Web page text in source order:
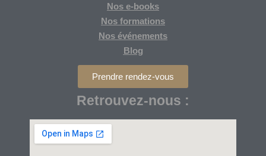
Nos e-books
Nos formations
Nos événements
Blog
Prendre rendez-vous
Retrouvez-nous :